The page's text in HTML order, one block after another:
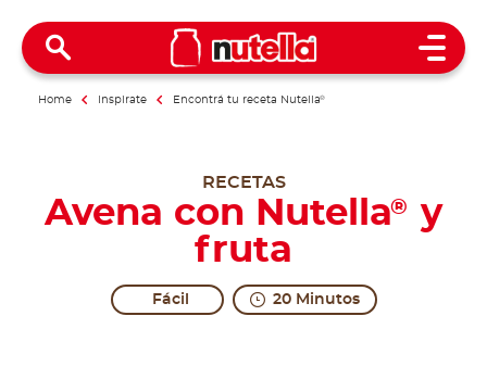
Open
Home Inspirate Encontrá tu receta Nutella®
RECETAS
Avena con Nutella®
y
fruta
Fácil 20 Minutos